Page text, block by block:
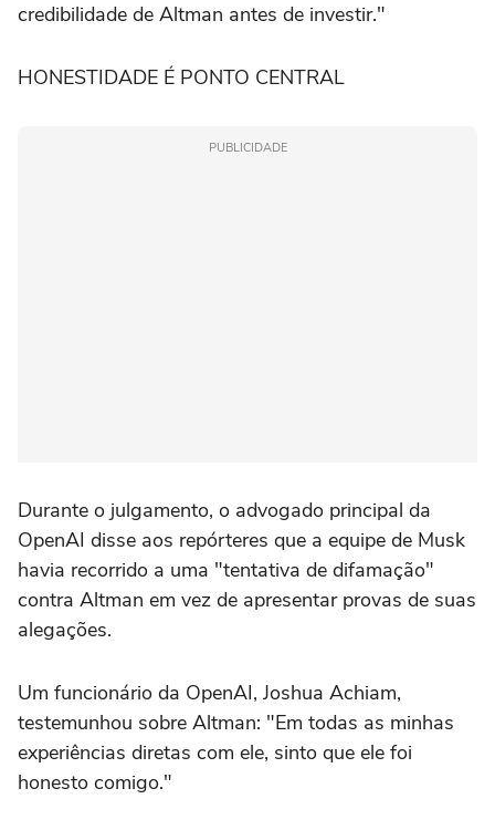
credibilidade de Altman antes de investir."
HONESTIDADE É PONTO CENTRAL
PUBLICIDADE
Durante o julgamento, o advogado principal da
OpenAI disse aos repórteres que a equipe de Musk
havia recorrido a uma "tentativa de difamação"
contra Altman em vez de apresentar provas de suas
alegações.
Um funcionário da OpenAI, Joshua Achiam,
testemunhou sobre Altman: "Em todas as minhas
‌experiências diretas com ele, sinto que ele foi
honesto comigo."